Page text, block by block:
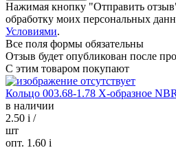
Нажимая кнопку "Отправить
обработку моих персональных
Условиями.
Все поля формы обязательны
Отзыв будет опубликован после
С этим товаром покупают
Кольцо 003.68-1.78 Х-образное
в наличии
2.50 i /
шт
опт. 1.60 i